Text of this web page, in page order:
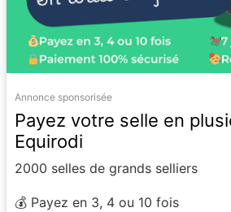
Annonce sponsorisée
Payez votre selle en
Equirodi
2000 selles de grands selliers
💰 Payez en 3, 4 ou 10 fois